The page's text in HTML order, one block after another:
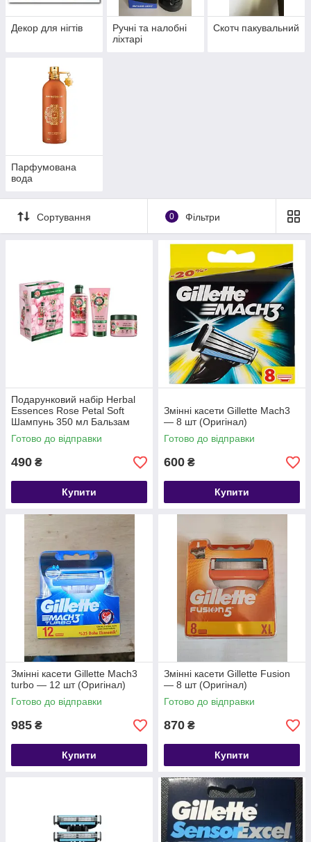
Декор для нігтів
Ручні та налобні
ліхтарі
Скотч пакувальний
Парфумована
вода
Сортування 0 Фільтри
Подарунковий набір Herbal
Essences Rose Petal Soft
Шампунь 350 мл Бальзам
250 мл Маска 300 мл
Готово до відправки
490 ₴
Купити
Змінні касети Gillette Mach3
— 8 шт (Оригінал)
Готово до відправки
600 ₴
Купити
Змінні касети Gillette Mach3
turbo — 12 шт (Оригінал)
Готово до відправки
985 ₴
Купити
Змінні касети Gillette Fusion
— 8 шт (Оригінал)
Готово до відправки
870 ₴
Купити